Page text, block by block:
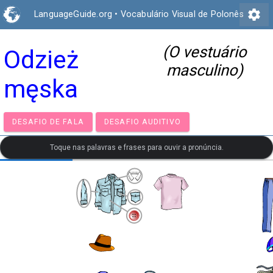
LanguageGuide.org • Vocabulário Visual de Polonês settings
Odzież
męska
(O vestuário
masculino)
DESAFIO DE FALA DESAFIO AUDITIVO
Toque nas palavras e frases para ouvir a pronúncia.